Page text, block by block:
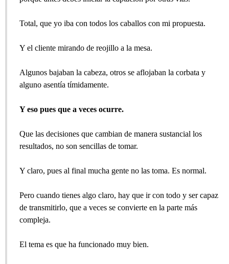
Total, que yo iba con todos los caballos con mi propuesta.
Y el cliente mirando de reojillo a la mesa.
Algunos bajaban la cabeza, otros se aflojaban la corbata y
alguno asentía tímidamente.
Y eso pues que a veces ocurre.
Que las decisiones que cambian de manera sustancial los
resultados, no son sencillas de tomar.
Y claro, pues al final mucha gente no las toma. Es normal.
Pero cuando tienes algo claro, hay que ir con todo y ser capaz
de transmitirlo, que a veces se convierte en la parte más
compleja.
El tema es que ha funcionado muy bien.